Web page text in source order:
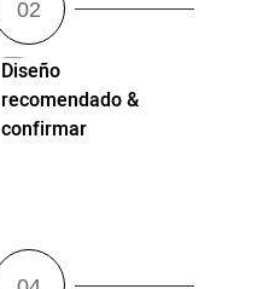
Diseño
recomendado &
confirmar